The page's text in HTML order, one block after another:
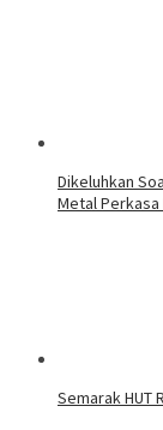
Dikeluhkan
Metal
Semarak HUT